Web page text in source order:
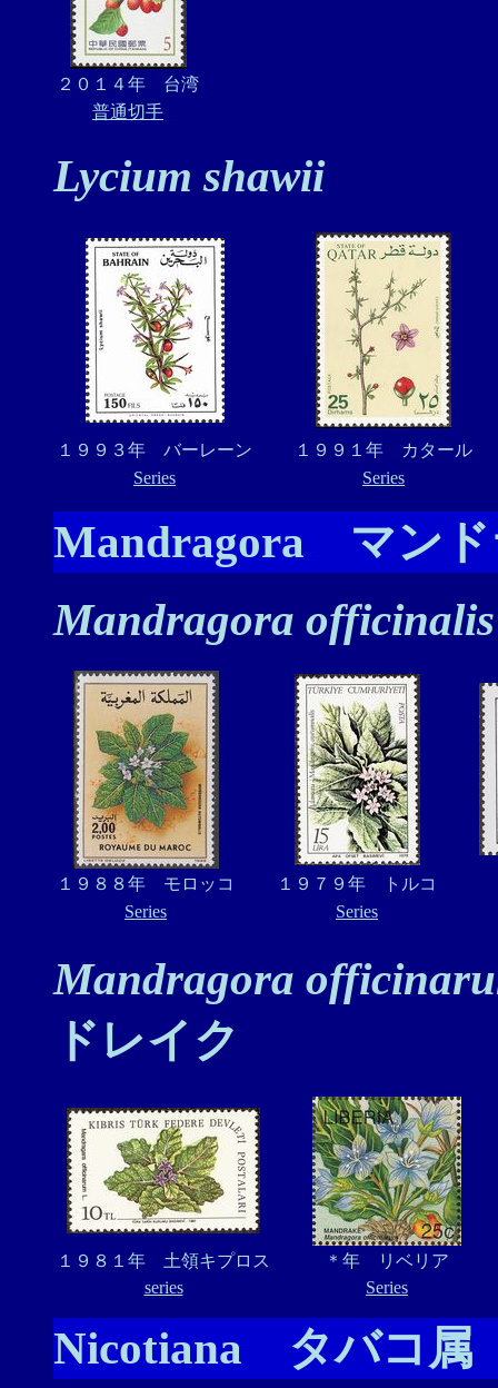
２０１４年 台湾
普通切手
Lycium shawii
１９９３年 バーレーン
１９９１年 カタール
Series
Series
Mandragora マンド
Mandragora
１９８８年 モロッコ
１９７９年 トルコ
Series
Series
Mandragora
ドレイク
１９８１年 土領キプロス
＊年 リベリア
series
Series
Nicotiana タバコ属